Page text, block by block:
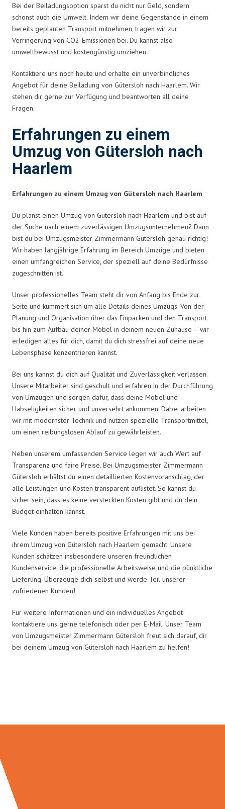
Bei der Beiladungsoption sparst du nicht nur Geld, sondern
schonst auch die Umwelt. Indem wir deine Gegenstände in einem
bereits geplanten Transport mitnehmen, tragen wir zur
Verringerung von CO2-Emissionen bei. Du kannst also
umweltbewusst und kostengünstig umziehen.
Kontaktiere uns noch heute und erhalte ein unverbindliches
Angebot für deine Beiladung von Gütersloh nach Haarlem. Wir
stehen dir gerne zur Verfügung und beantworten all deine
Fragen.
Erfahrungen zu einem
Umzug von Gütersloh nach
Haarlem
Erfahrungen zu einem Umzug von Gütersloh nach Haarlem
Du planst einen Umzug von Gütersloh nach Haarlem und bist auf
der Suche nach einem zuverlässigen Umzugsunternehmen? Dann
bist du bei Umzugsmeister Zimmermann Gütersloh genau richtig!
Wir haben langjährige Erfahrung im Bereich Umzüge und bieten
einen umfangreichen Service, der speziell auf deine Bedürfnisse
zugeschnitten ist.
Unser professionelles Team steht dir von Anfang bis Ende zur
Seite und kümmert sich um alle Details deines Umzugs. Von der
Planung und Organisation über das Einpacken und den Transport
bis hin zum Aufbau deiner Möbel in deinem neuen Zuhause – wir
erledigen alles für dich, damit du dich stressfrei auf deine neue
Lebensphase konzentrieren kannst.
Bei uns kannst du dich auf Qualität und Zuverlässigkeit verlassen.
Unsere Mitarbeiter sind geschult und erfahren in der Durchführung
von Umzügen und sorgen dafür, dass deine Möbel und
Habseligkeiten sicher und unversehrt ankommen. Dabei arbeiten
wir mit modernster Technik und nutzen spezielle Transportmittel,
um einen reibungslosen Ablauf zu gewährleisten.
Neben unserem umfassenden Service legen wir auch Wert auf
Transparenz und faire Preise. Bei Umzugsmeister Zimmermann
Gütersloh erhältst du einen detaillierten Kostenvoranschlag, der
alle Leistungen und Kosten transparent auflistet. So kannst du
sicher sein, dass es keine versteckten Kosten gibt und du dein
Budget einhalten kannst.
Viele Kunden haben bereits positive Erfahrungen mit uns bei
ihrem Umzug von Gütersloh nach Haarlem gemacht. Unsere
Kunden schätzen insbesondere unseren freundlichen
Kundenservice, die professionelle Arbeitsweise und die pünktliche
Lieferung. Überzeuge dich selbst und werde Teil unserer
zufriedenen Kunden!
Für weitere Informationen und ein individuelles Angebot
kontaktiere uns gerne telefonisch oder per E-Mail. Unser Team
von Umzugsmeister Zimmermann Gütersloh freut sich darauf, dir
bei deinem Umzug von Gütersloh nach Haarlem zu helfen!